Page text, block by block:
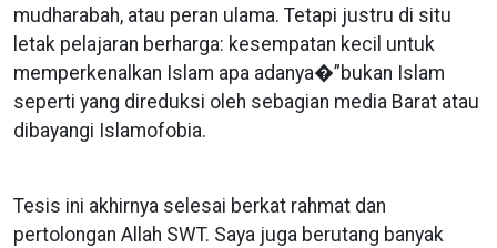
mudharabah, atau peran ulama. Tetapi justru di situ
letak pelajaran berharga: kesempatan kecil untuk
memperkenalkan Islam apa adanya�”bukan Islam
seperti yang direduksi oleh sebagian media Barat atau
dibayangi Islamofobia.
Tesis ini akhirnya selesai berkat rahmat dan
pertolongan Allah SWT. Saya juga berutang banyak